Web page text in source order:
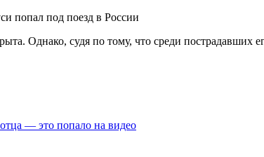
Однако, судя по тому, что среди пострадавших
— это попало на видео